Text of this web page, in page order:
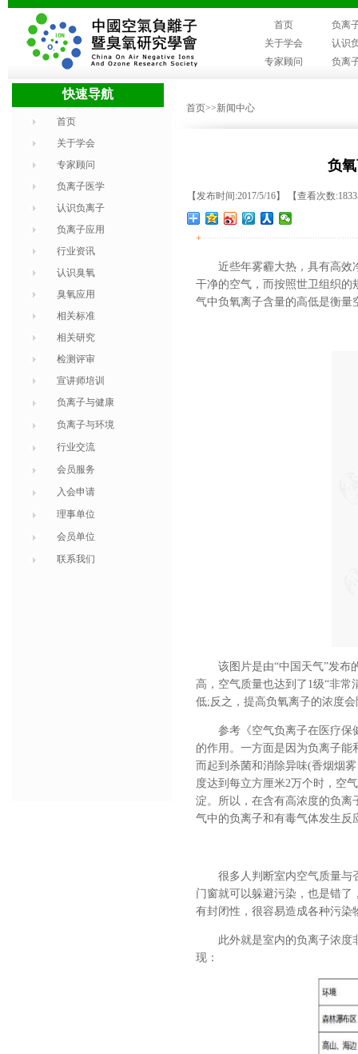
首页
负离
关于学会
认识
专家顾问
负离
快速导航
首页
关于学会
专家顾问
负离子医学
认识负离子
负离子应用
行业资讯
认识臭氧
臭氧应用
相关标准
相关研究
检测评审
宣讲师培训
负离子与健康
负离子与环境
行业交流
会员服务
入会申请
理事单位
会员单位
联系我们
首页>>新闻中心
负
【发布时间:2017/5/16】 【查看次数
+
近些年雾霾大热，具有高效
干净的空气，而按照世卫组织的
气中负氧离子含量的高低是衡量
该图片是由“中国天气”发布
高，空气质量也达到了1级“非
低;反之，提高负氧离子的浓度
参考《空气负离子在医疗保
的作用。一方面是因为负离子
而起到杀菌和消除异味(香烟烟
度达到每立方厘米2万个时，空
淀。所以，在含有高浓度的负
气中的负离子和有毒气体发生反
很多人判断室内空气质量与
门窗就可以躲避污染，也是错了
有封闭性，很容易造成各种污染
此外就是室内的负离子浓度
现：